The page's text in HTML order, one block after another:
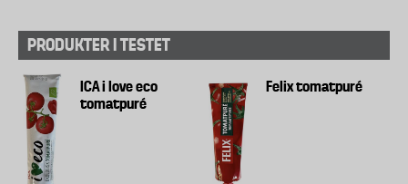
PRODUKTER I TESTET
ICA i love eco
tomatpuré
Felix tomatpuré